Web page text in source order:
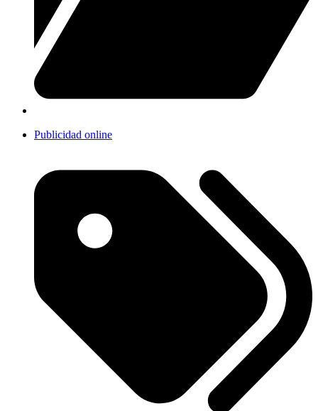
Publicidad online